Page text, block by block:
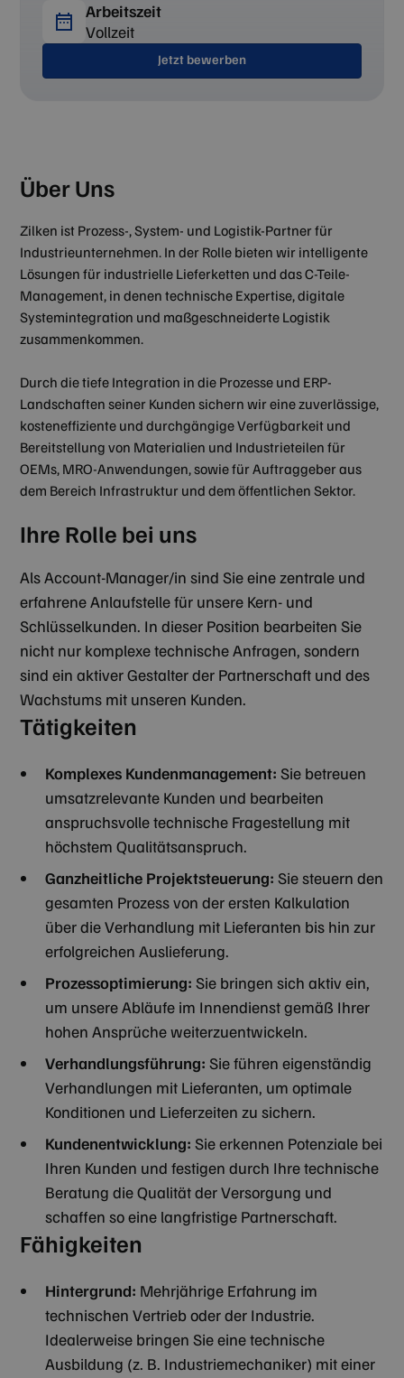
Über Uns
Zilken ist Prozess-, System- und Logistik-Partner für
Industrieunternehmen. In der Rolle bieten wir intelligente
Lösungen für industrielle Lieferketten und das C-Teile-
Management, in denen technische Expertise, digitale
Systemintegration und maßgeschneiderte Logistik
zusammenkommen.
Durch die tiefe Integration in die Prozesse und ERP-
Landschaften seiner Kunden sichern wir eine zuverlässige,
kosteneffiziente und durchgängige Verfügbarkeit und
Bereitstellung von Materialien und Industrieteilen für
OEMs, MRO-Anwendungen, sowie für Auftraggeber aus
dem Bereich Infrastruktur und dem öffentlichen Sektor.
Ihre Rolle bei uns
Als Account-Manager/in sind Sie eine zentrale und
erfahrene Anlaufstelle für unsere Kern- und
Schlüsselkunden. In dieser Position bearbeiten Sie
nicht nur komplexe technische Anfragen, sondern
sind ein aktiver Gestalter der Partnerschaft und des
Wachstums mit unseren Kunden.
Tätigkeiten
Komplexes Kundenmanagement:Sie betreuen
umsatzrelevante Kunden und bearbeiten
anspruchsvolle technische Fragestellung mit
höchstem Qualitätsanspruch.
Ganzheitliche Projektsteuerung:Sie steuern den
gesamten Prozess von der ersten Kalkulation
über die Verhandlung mit Lieferanten bis hin zur
erfolgreichen Auslieferung.
Prozessoptimierung:Sie bringen sich aktiv ein,
um unsere Abläufe im Innendienst gemäß Ihrer
hohen Ansprüche weiterzuentwickeln.
Verhandlungsführung:Sie führen eigenständig
Verhandlungen mit Lieferanten, um optimale
Konditionen und Lieferzeiten zu sichern.
Kundenentwicklung:Sie erkennen Potenziale bei
Ihren Kunden und festigen durch Ihre technische
Beratung die Qualität der Versorgung und
schaffen so eine langfristige Partnerschaft.
Fähigkeiten
Hintergrund: Mehrjährige Erfahrung im
technischen Vertrieb oder der Industrie.
Idealerweise bringen Sie eine technische
Ausbildung (z. B. Industriemechaniker) mit einer
Arbeitszeit
Vollzeit
Jetzt bewerben